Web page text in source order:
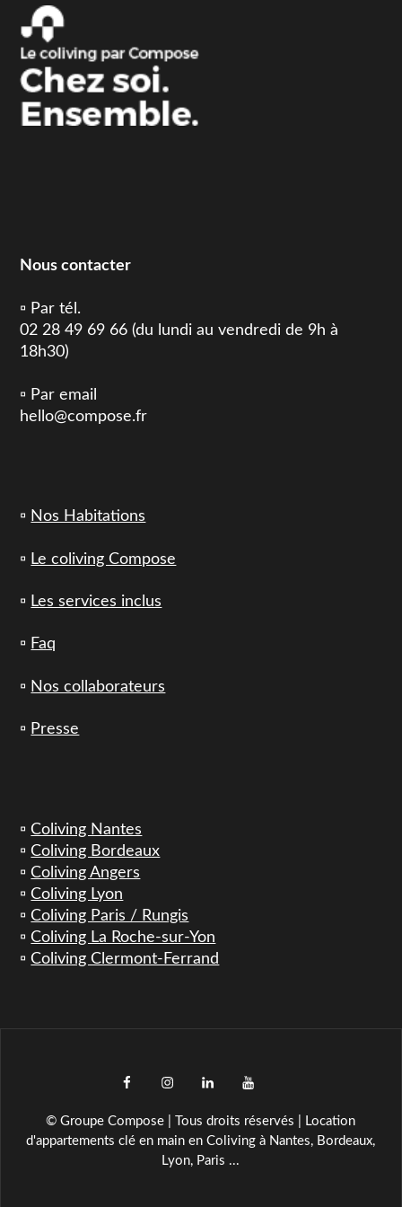
Nous contacter
▫️ Par tél.
02 28 49 69 66 (du lundi au vendredi de 9h à
18h30)
▫️ Par email
hello@compose.fr
▫️ Nos Habitations
▫️ Le coliving Compose
▫️ Les services inclus
▫️ Faq
▫️ Nos collaborateurs
▫️ Presse
▫️Coliving Nantes
▫️Coliving Bordeaux
▫️Coliving Angers
▫️Coliving Lyon
▫️Coliving Paris / Rungis
▫️Coliving La Roche-sur-Yon
▫️Coliving Clermont-Ferrand
facebookinstagramLinkedInYouTube
© Groupe Compose | Tous droits réservés | Location
d'appartements clé en main en Coliving à Nantes, Bordeaux,
Lyon, Paris ...